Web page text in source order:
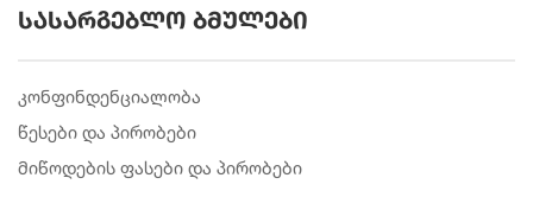
სასარგებლო ბმულები
კონფინდენციალობა
წესები და პირობები
მიწოდების ფასები და პირობები